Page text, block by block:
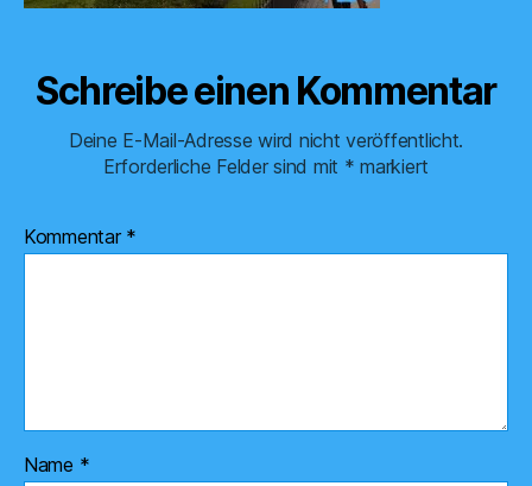
Schreibe einen Kommentar
Deine E-Mail-Adresse wird nicht veröffentlicht.
Erforderliche Felder sind mit * markiert
Kommentar *
Name *